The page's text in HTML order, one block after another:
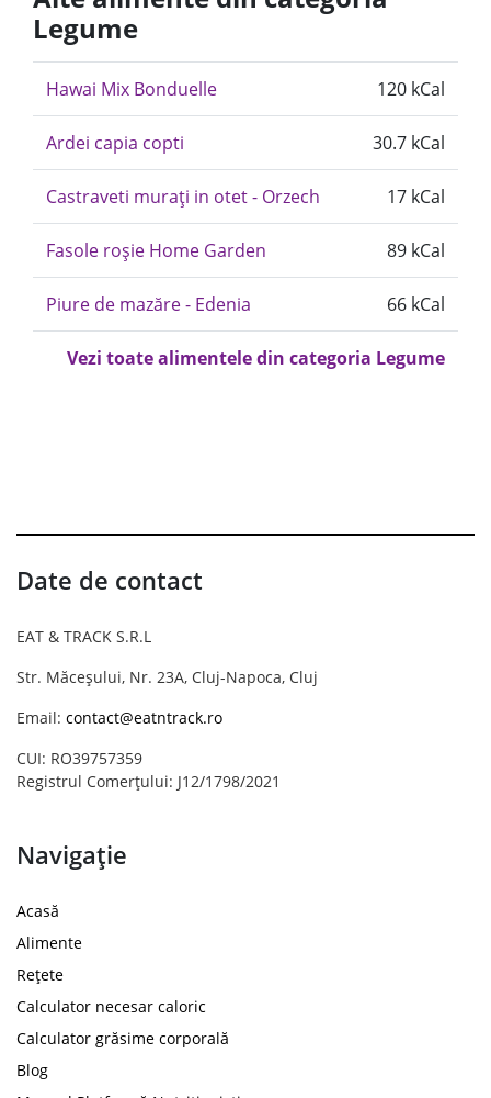
Legume
Hawai Mix Bonduelle 120 kCal
Ardei capia copti 30.7 kCal
Castraveti murați in otet - Orzech 17 kCal
Fasole roșie Home Garden 89 kCal
Piure de mazăre - Edenia 66 kCal
Vezi toate alimentele din categoria Legume
Date de contact
EAT & TRACK S.R.L
Str. Măceșului, Nr. 23A, Cluj-Napoca, Cluj
Email: contact@eatntrack.ro
CUI: RO39757359
Registrul Comerțului: J12/1798/2021
Navigație
Acasă
Alimente
Rețete
Calculator necesar caloric
Calculator grăsime corporală
Blog